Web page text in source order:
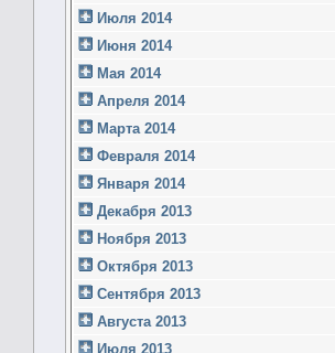
Июля 2014
Июня 2014
Мая 2014
Апреля 2014
Марта 2014
Февраля 2014
Января 2014
Декабря 2013
Ноября 2013
Октября 2013
Сентября 2013
Августа 2013
Июля 2013